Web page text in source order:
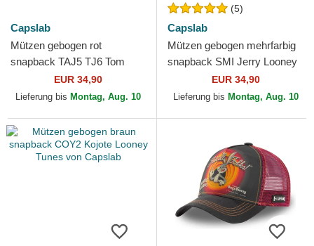
Capslab
Mützen gebogen rot
snapback TAJ5 TJ6 Tom
Looney Tunes von Capslab
EUR 34,90
Lieferung bis Montag, Aug. 10
(5)
Capslab
Mützen gebogen mehrfarbig
snapback SMI Jerry Looney
Tunes von Capslab
EUR 34,90
Lieferung bis Montag, Aug. 10